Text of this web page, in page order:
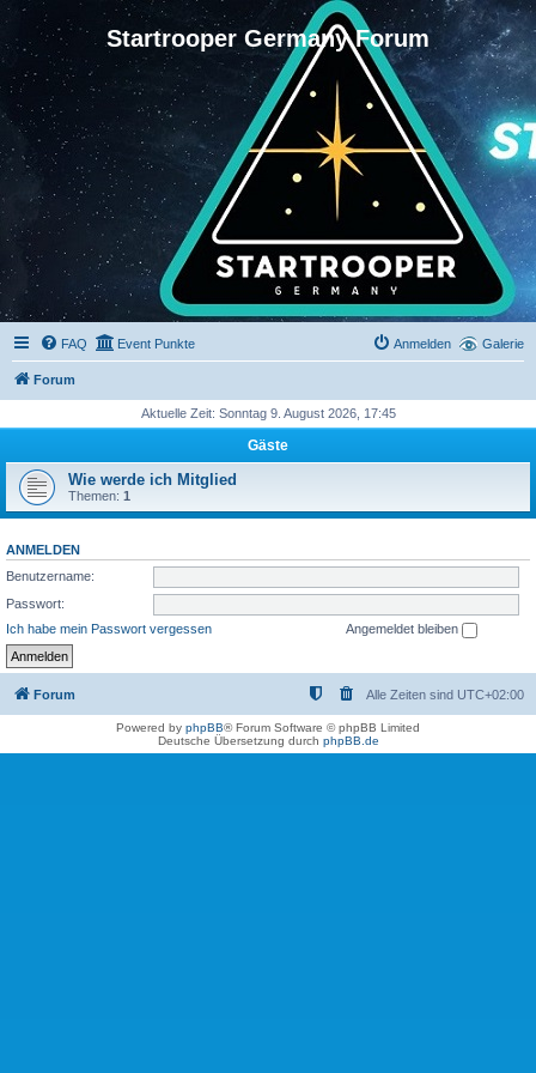
Startrooper Germany Forum
Galerie
FAQ Event Punkte Anmelden
Forum
Aktuelle Zeit: Sonntag 9. August 2026, 17:45
Gäste
Wie werde ich Mitglied
Themen: 1
ANMELDEN
Benutzername:
Passwort:
Ich habe mein Passwort vergessen
Angemeldet bleiben
Forum Alle Zeiten sind UTC+02:00
Powered by phpBB® Forum Software © phpBB Limited
Deutsche Übersetzung durch phpBB.de